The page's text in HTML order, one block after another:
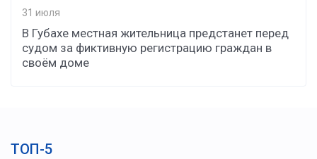
31 июля
В Губахе местная жительница предстанет перед
судом за фиктивную регистрацию граждан в
своём доме
ТОП-5